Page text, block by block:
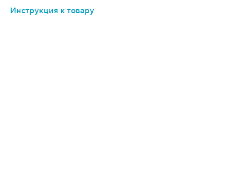
Инструкция к товару